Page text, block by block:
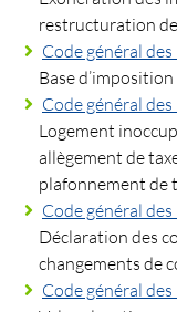
restructuration
Code général
Base d’imposition
Code général
Logement
allègement de
plafonnement de
Code général
Déclaration des
changements de
Code général